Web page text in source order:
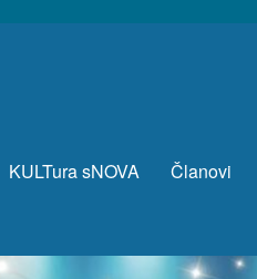
KULTura sNOVA Članovi